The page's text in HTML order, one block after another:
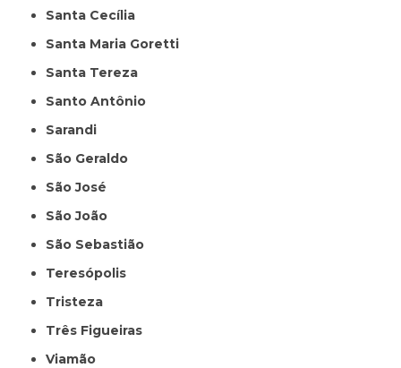
Santa Cecília
Santa Maria Goretti
Santa Tereza
Santo Antônio
Sarandi
São Geraldo
São José
São João
São Sebastião
Teresópolis
Tristeza
Três Figueiras
Viamão